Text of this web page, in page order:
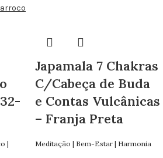
|
Japamala 7 Chakras
C/Cabeça de Buda
e Contas Vulcânicas
– Franja Preta
Meditação | Bem-Estar | Harmonia